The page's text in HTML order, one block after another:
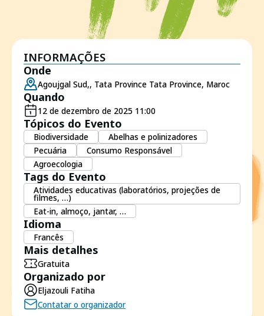
INFORMAÇÕES
Onde
Agoujgal Sud,, Tata Province Tata Province, Maroc
Quando
12 de dezembro de 2025 11:00
Tópicos do Evento
Biodiversidade
Abelhas e polinizadores
Pecuária
Consumo Responsável
Agroecologia
Tags do Evento
Atividades educativas (laboratórios, projeções de
filmes, …)
Eat-in, almoço, jantar, …
Idioma
Francês
Mais detalhes
Gratuita
Organizado por
Eljazouli Fatiha
Contatar o organizador